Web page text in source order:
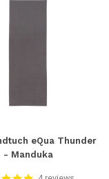
eQua Thunder
- Manduka